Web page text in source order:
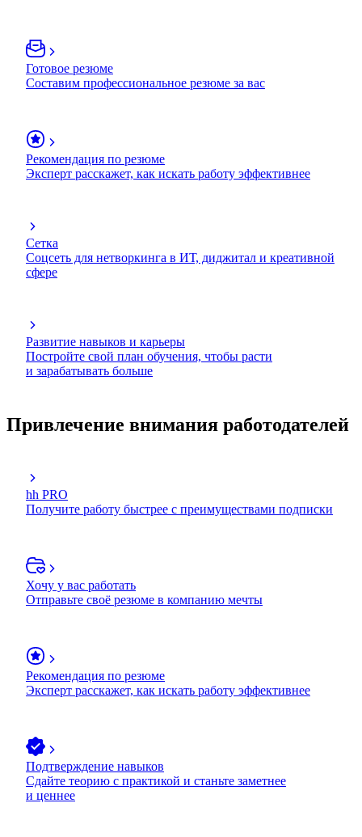
Готовое резюме
Составим профессиональное резюме за вас
Рекомендация по резюме
Эксперт расскажет, как искать работу эффективнее
Сетка
Соцсеть для нетворкинга в ИТ, диджитал и креативной
сфере
Развитие навыков и карьеры
Постройте свой план обучения, чтобы расти
и зарабатывать больше
Привлечение внимания работодателей
hh PRO
Получите работу быстрее с преимуществами подписки
Хочу у вас работать
Отправьте своё резюме в компанию мечты
Рекомендация по резюме
Эксперт расскажет, как искать работу эффективнее
Подтверждение навыков
Сдайте теорию с практикой и станьте заметнее
и ценнее